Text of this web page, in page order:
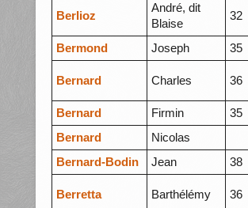
Berlioz
André, dit
Blaise
32
Bermond Joseph 35
Bernard Charles 36
Bernard
Firmin 35
Bernard
Nicolas
Bernard-Bodin
Jean 38
Berretta Barthélémy 36